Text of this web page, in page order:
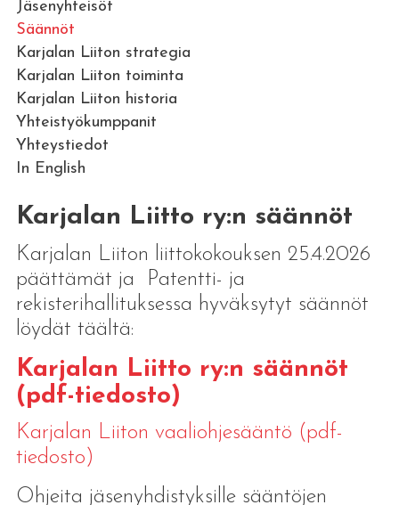
Jäsenyhteisöt
Säännöt
Karjalan Liiton strategia
Karjalan Liiton toiminta
Karjalan Liiton historia
Yhteistyökumppanit
Yhteystiedot
In English
Karjalan Liitto ry:n säännöt
Karjalan Liiton liittokokouksen 25.4.2026
päättämät ja Patentti- ja
rekisterihallituksessa hyväksytyt säännöt
löydät täältä:
Karjalan Liitto ry:n säännöt
(pdf-tiedosto)
Karjalan Liiton vaaliohjesääntö (pdf-
tiedosto)
Ohjeita jäsenyhdistyksille sääntöjen